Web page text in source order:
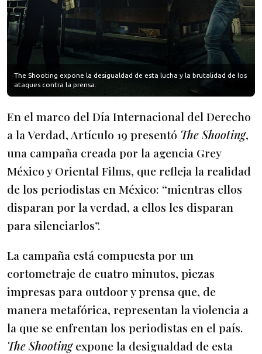
The Shooting expone la desigualdad de esta lucha y la brutalidad de los
ataques contra la prensa.
En el marco del Día Internacional del Derecho
a la Verdad, Artículo 19 presentó The Shooting,
una campaña creada por la agencia Grey
México y Oriental Films, que refleja la realidad
de los periodistas en México: “mientras ellos
disparan por la verdad, a ellos les disparan
para silenciarlos”.
La campaña está compuesta por un
cortometraje de cuatro minutos, piezas
impresas para outdoor y prensa que, de
manera metafórica, representan la violencia a
la que se enfrentan los periodistas en el país.
The Shootingexpone la desigualdad de esta